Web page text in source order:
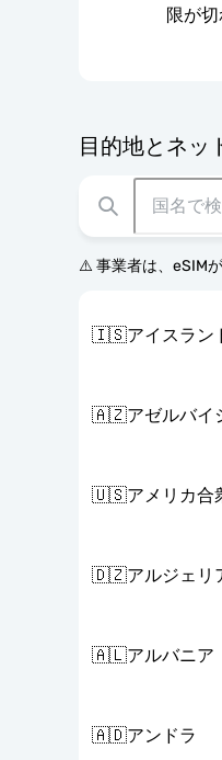
限が切
目的地とネッ
⚠️ 事業者は、eSIM
🇮🇸アイスラン
🇦🇿アゼルバイ
🇺🇸アメリカ合
🇩🇿アルジェリ
🇦🇱アルバニア
🇦🇩アンドラ